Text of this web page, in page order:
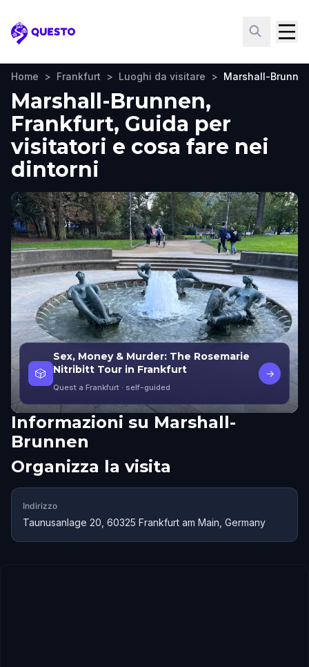
Questo
Home > Frankfurt > Luoghi da visitare > Marshall-
Marshall-Brunnen,
Frankfurt, Guida per
visitatori e cosa fare nei
dintorni
🎲
Sex, Money & Murder: The Rosemarie
Nitribitt Tour in Frankfurt
Quest a Frankfurt · self-guided
→
Informazioni su Marshall-
Brunnen
Organizza la visita
Indirizzo
Taunusanlage 20, 60325 Frankfurt am Main, Germany